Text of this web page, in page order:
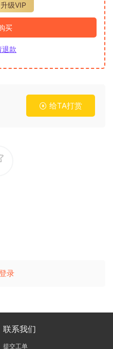
升级VIP
买
退款
给TA打赏
录
联系我们
提交工单